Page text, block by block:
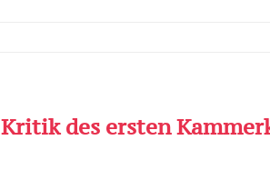
Kritik des ersten